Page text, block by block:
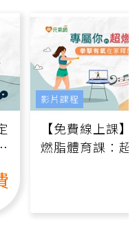
【免費線上課
燃脂體育課：超
影片課程